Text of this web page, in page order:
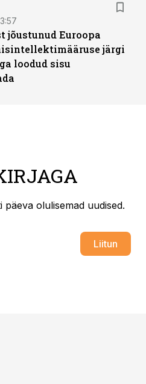
jõustunud Euroopa
järgi
loodud sisu
olulisemad uudised.
Liitun